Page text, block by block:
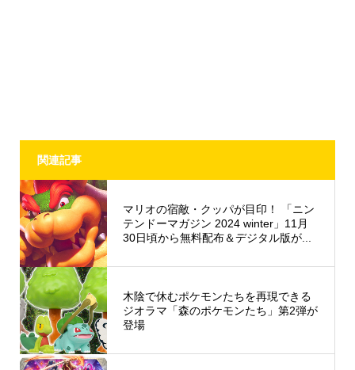
関連記事
マリオの宿敵・クッパが目印！ 「ニン
テンドーマガジン 2024 winter」11月
30日頃から無料配布＆デジタル版が...
木陰で休むポケモンたちを再現できる
ジオラマ「森のポケモンたち」第2弾が
登場